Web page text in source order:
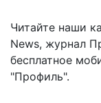
Читайте наши
News, журнал
бесплатное
"Профиль".